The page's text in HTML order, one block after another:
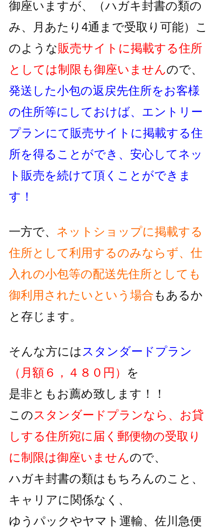
御座いますが、
（ハガキ封書の類の
み、月あたり4通まで受取り可能） こ
のような販売サイトに掲載する住所
としては制限も御座いませんので、
発送した小包の返戻先住所をお客様
の住所等にしておけば、 エントリー
プランにて販売サイトに掲載する住
所を得ることができ、 安心してネッ
ト販売を続けて頂くことができま
す！
一方で、 ネットショップに掲載する
住所として利用するのみならず、 仕
入れの小包等の配送先住所としても
御利用されたいという 場合もあるか
と存じます。
そんな方には スタンダードプラン
（月額６，４８０円） を
是非ともお薦め致します！！
この スタンダードプランなら、お貸
しする住所宛に届く郵便物の受取り
に制限は御座いませんので、
ハガキ封書の類はもちろんのこと、
キャリアに関係なく、
ゆうパックやヤマト運輸、佐川急便